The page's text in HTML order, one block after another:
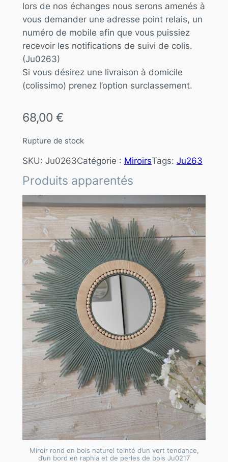
lors de nos échanges nous serons amenés à
vous demander une adresse point relais, un
numéro de mobile afin que vous puissiez
recevoir les notifications de suivi de colis.
(Ju0263)
Si vous désirez une livraison à domicile
(colissimo) prenez l’option surclassement.
68,00 €
Rupture de stock
SKU: Ju0263Catégorie : MiroirsTags: Ju263
Produits apparentés
Miroir rond en bois naturel teinté d’un vert tendance,
d’un bord en raphia et de perles de bois Ju0217